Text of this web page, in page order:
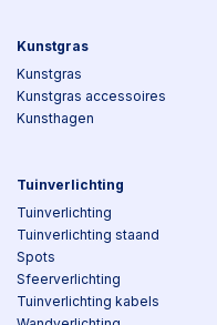
Kunstgras
Kunstgras
Kunstgras accessoires
Kunsthagen
Tuinverlichting
Tuinverlichting
Tuinverlichting staand
Spots
Sfeerverlichting
Tuinverlichting kabels